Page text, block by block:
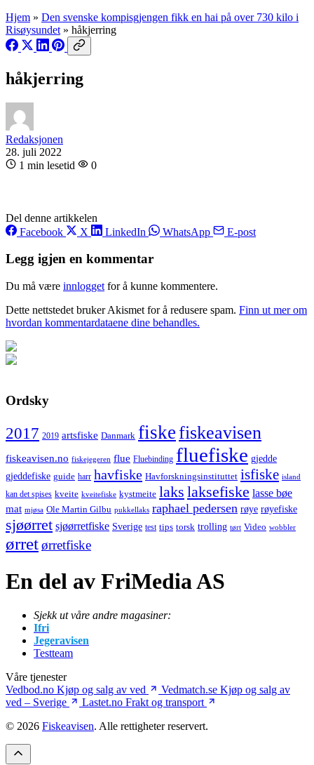
Hjem » Den svenske kompisgjengen fikk en hai på over 730 kilo i
Risøysundet » håkjerring
håkjerring
Redaksjonen
28. juli 2022
1 min lesetid
0
Del denne artikkelen
Facebook
X LinkedIn WhatsApp E-post
Legg igjen en kommentar
Du må være innlogget for å kunne kommentere.
Dette nettstedet bruker Akismet for å redusere spam. Finn ut mer om
hvordan kommentardataene dine behandles.
Ordsky
2017 2019 artsfiske Danmark fiskefiskeavisen
fiskeavisen.no fiskejegeren flue Fluebinding fluefiske gjedde
gjeddefiske guide harr havfiske Havforskningsinstituttet isfiske island
kan det spises kveite kveitefiske kystmeite laks laksefiske lasse bøe
mat mjøsa Ole Martin Gilbu pukkellaks raphael pedersen røye røyefiske
sjøørret sjøørretfiske Sverige test tips torsk trolling tørt Video wobbler
ørretørretfiske
En del av FriMedia AS
Sjekk ut våre andre magasiner:
Ifri
Jegeravisen
Testteam
Våre tjenester
Vedbod.no Kjøp og salg av ved Vedmatch.se Kjøp og salg av
ved – Sverige
Lastet.no Frakt og transport
© 2026 Fiskeavisen. Alle rettigheter reservert.